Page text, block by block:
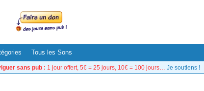
Tous les Sons
sans pub : 1 jour offert, 5€ = 25 jours, 10€ = 100 jours… Je soutiens !